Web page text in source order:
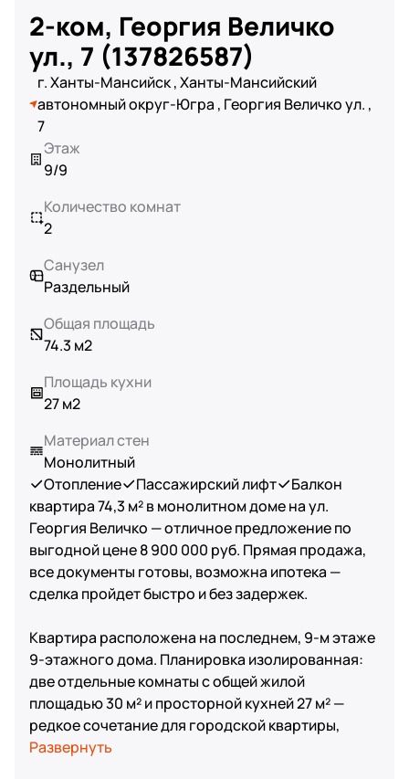
2-ком, Георгия Величко
ул., 7 (137826587)
г. Ханты-Мансийск , Ханты-Мансийский
автономный округ-Югра , Георгия Величко ул. ,
7
Этаж
9/9
Количество комнат
2
Санузел
Раздельный
Общая площадь
74.3 м2
Площадь кухни
27 м2
Материал стен
Монолитный
Отопление
Пассажирский лифт
Балкон
квартира 74,3 м² в монолитном доме на ул.
Георгия Величко — отличное предложение по
выгодной цене 8 900 000 руб. Прямая продажа,
все документы готовы, возможна ипотека —
сделка пройдет быстро и без задержек.
Квартира расположена на последнем, 9‑м этаже
9‑этажного дома. Планировка изолированная:
две отдельные комнаты с общей жилой
площадью 30 м² и просторной кухней 27 м² —
редкое сочетание для городской квартиры,
позволяющее организовать кухню‑столовую и
Развернуть